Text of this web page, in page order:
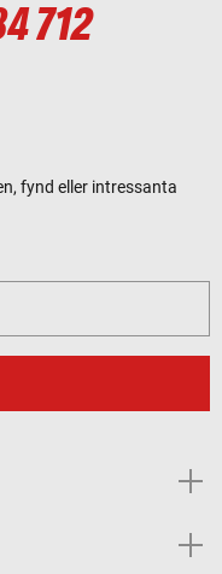
712
fynd eller intressanta